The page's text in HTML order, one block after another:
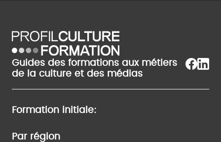
Guides des formations aux métiers
de la culture et des médias
Formation initiale:
Par région